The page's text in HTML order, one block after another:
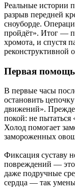
Реальные истории
разрыв передней
сноуборде.
пройдёт». Итог —
хромота, и спустя
реконструктивной
Первая помощь
В первые часы
остановить
движений». Прежде
покой: не пытаться
Холод помогает
замороженных
Фиксация суставу
повреждений — это
даже подручные
сердца — так